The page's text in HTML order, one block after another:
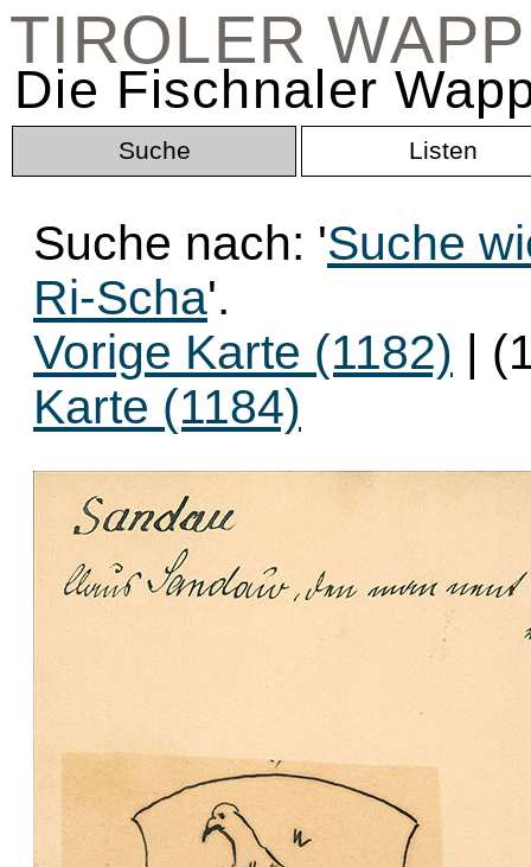
TIROLER
Die Fischnaler
Suche Listen
Suche nach: 'Suche
Ri-Scha'.
Vorige Karte (1182) |
Karte (1184)